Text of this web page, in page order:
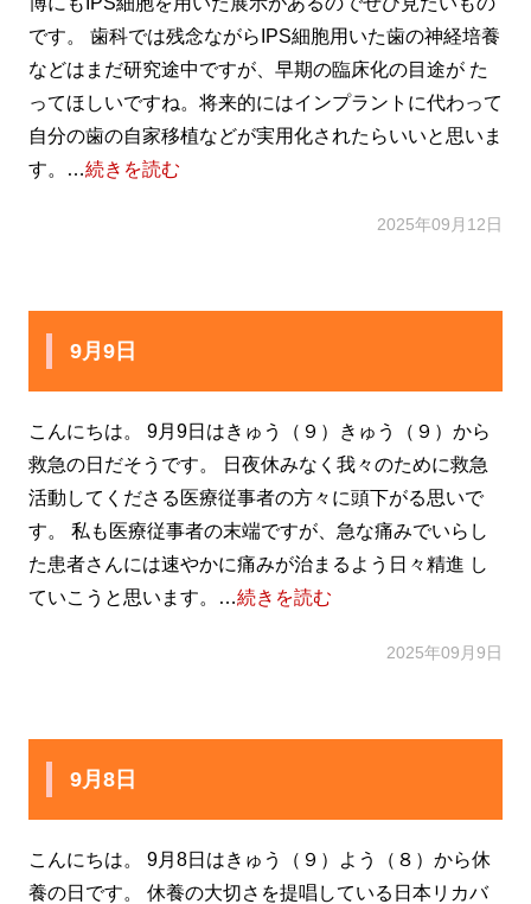
です。 歯科では残念ながらIPS細胞用いた歯の神経培養
などはまだ研究途中ですが、早期の臨床化の目途が た
ってほしいですね。将来的にはインプラントに代わって
自分の歯の自家移植などが実用化されたらいいと思いま
す。…続きを読む
2025年09月12日
9月9日
こんにちは。 9月9日はきゅう（９）きゅう（９）から
救急の日だそうです。 日夜休みなく我々のために救急
活動してくださる医療従事者の方々に頭下がる思いで
す。 私も医療従事者の末端ですが、急な痛みでいらし
た患者さんには速やかに痛みが治まるよう日々精進 し
ていこうと思います。…続きを読む
2025年09月9日
9月8日
こんにちは。 9月8日はきゅう（９）よう（８）から休
養の日です。 休養の大切さを提唱している日本リカバ